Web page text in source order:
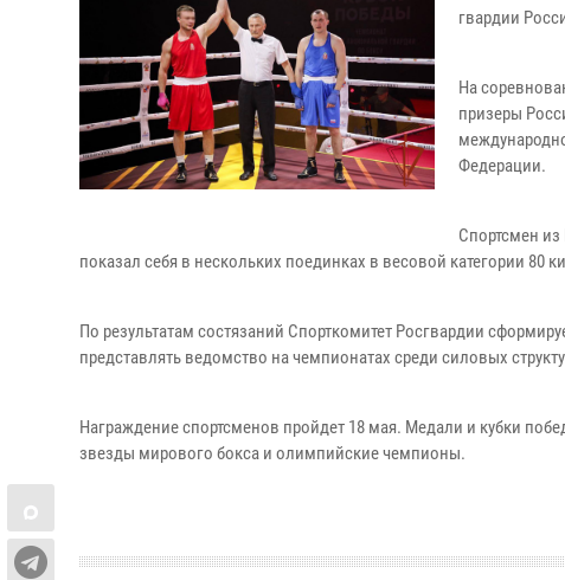
гвардии
На
призеры
Федерации.
Спортсмен из
показал себя в нескольких поединках в весовой категории 80
По результатам состязаний Спорткомитет Росгвардии
представлять ведомство на чемпионатах среди силовых
Награждение спортсменов пройдет 18 мая. Медали и кубки
звезды мирового бокса и олимпийские чемпионы.